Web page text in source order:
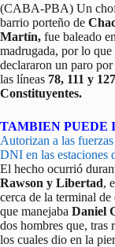
(CABA-PBA) Un
barrio porteño de
Martín, fue baleado
madrugada, por lo que
declararon un paro
las líneas 78, 111 y
Constituyentes.
TAMBIEN PUEDE
Autorizan a las
DNI en las estaciones
El hecho ocurrió
Rawson y Libertad,
cerca de la terminal
que manejaba Daniel
dos hombres que, tras
los cuales dio en la